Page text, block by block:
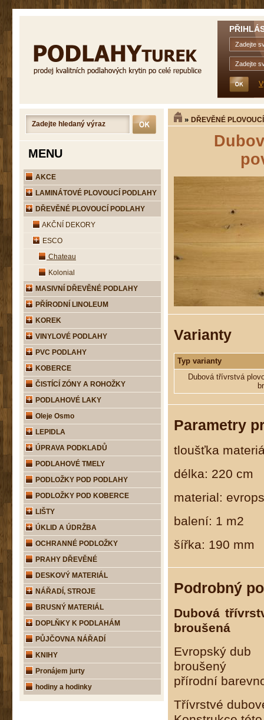
» DŘEVĚNÉ
Varianty
Typ varianty
Dubová třívrstvá
Parametry
tloušťka
délka: 220 cm
material:
balení: 1 m2
šířka: 190 mm
Podrobný
Dubová
broušená
Evropský dub
broušený
přírodní
Třívrstvé
MENU
AKCE
LAMINÁTOVÉ PLOVOUCÍ PODLAHY
DŘEVĚNÉ PLOVOUCÍ PODLAHY
AKČNÍ DEKORY
ESCO
Chateau
Kolonial
MASIVNÍ DŘEVĚNÉ PODLAHY
PŘÍRODNÍ LINOLEUM
KOREK
VINYLOVÉ PODLAHY
PVC PODLAHY
KOBERCE
ČISTÍCÍ ZÓNY A ROHOŽKY
PODLAHOVÉ LAKY
Oleje Osmo
LEPIDLA
ÚPRAVA PODKLADŮ
PODLAHOVÉ TMELY
PODLOŽKY POD PODLAHY
PODLOŽKY POD KOBERCE
LIŠTY
ÚKLID A ÚDRŽBA
OCHRANNÉ PODLOŽKY
PRAHY DŘEVĚNÉ
DESKOVÝ MATERIÁL
NÁŘADÍ, STROJE
BRUSNÝ MATERIÁL
DOPLŇKY K PODLAHÁM
PŮJČOVNA NÁŘADÍ
KNIHY
Pronájem jurty
hodiny a hodinky